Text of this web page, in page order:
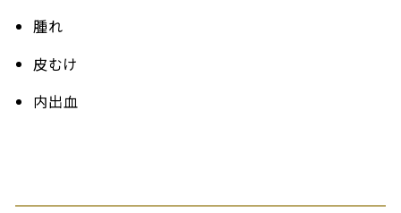
腫れ
皮むけ
内出血